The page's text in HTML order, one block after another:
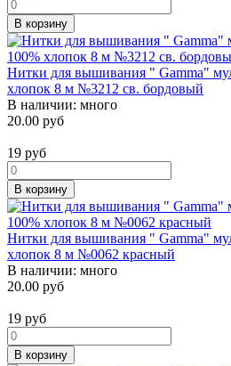
В корзину
Нитки для вышивания " Gamma"
хлопок 8 м №3212 св. бордовый
В наличии: много
20.00 руб
19 руб
В корзину
Нитки для вышивания " Gamma"
хлопок 8 м №0062 красный
В наличии: много
20.00 руб
19 руб
В корзину